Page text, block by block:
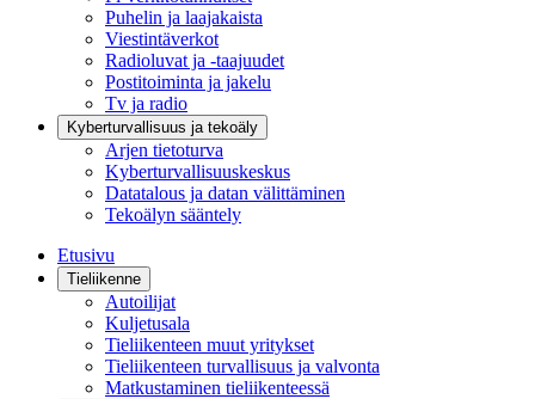
Puhelin ja laajakaista
Viestintäverkot
Radioluvat ja -taajuudet
Postitoiminta ja jakelu
Tv ja radio
Kyberturvallisuus ja tekoäly
Arjen tietoturva
Kyberturvallisuuskeskus
Datatalous ja datan välittäminen
Tekoälyn sääntely
Etusivu
Tieliikenne
Autoilijat
Kuljetusala
Tieliikenteen muut yritykset
Tieliikenteen turvallisuus ja valvonta
Matkustaminen tieliikenteessä